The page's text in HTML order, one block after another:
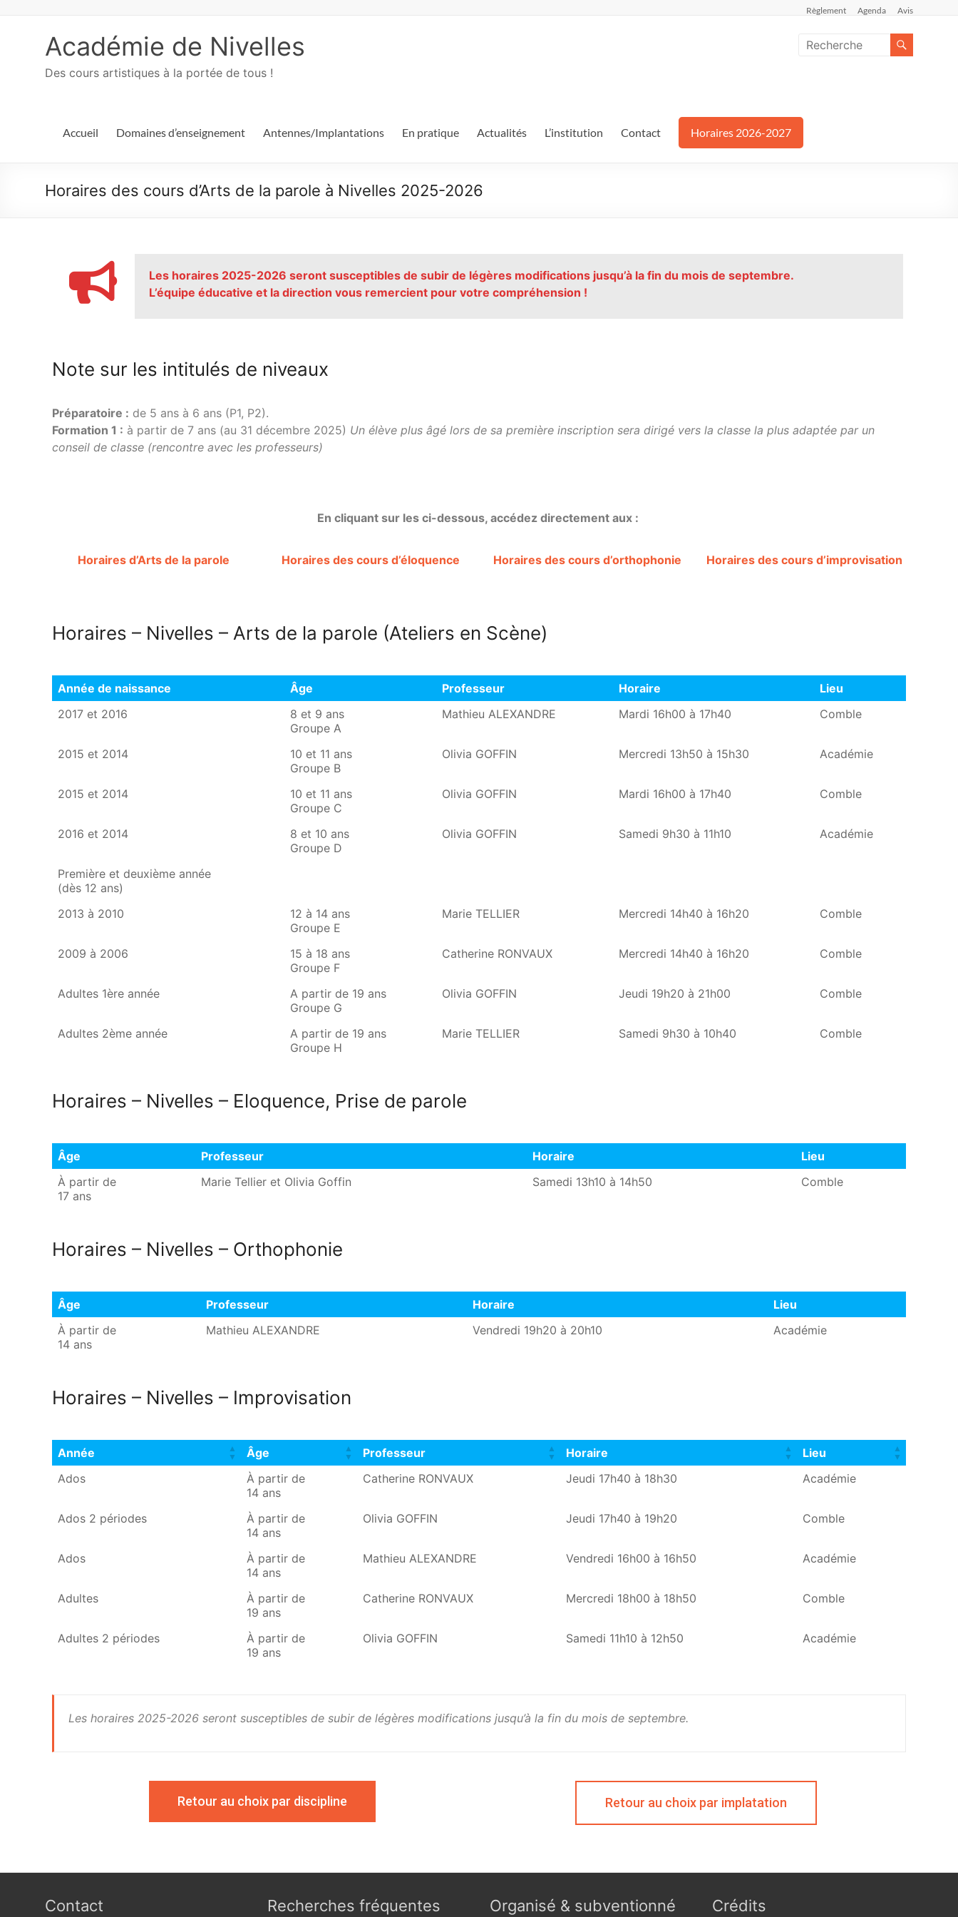
Règlement Agenda Avis
Académie de Nivelles
Des cours artistiques à la portée de tous !
Accueil Domaines d’enseignement Antennes/Implantations En pratique Actualités L’institution Contact Horaires 2026-2027
Horaires des cours d’Arts de la parole à Nivelles 2025-2026
Les horaires 2025-2026 seront susceptibles de subir de légères modifications jusqu’à la fin du mois de septembre.
L’équipe éducative et la direction vous remercient pour votre compréhension !
Note sur les intitulés de niveaux
Préparatoire : de 5 ans à 6 ans (P1, P2).
Formation 1 : à partir de 7 ans (au 31 décembre 2025) Un élève plus âgé lors de sa première inscription sera dirigé vers la classe la plus adaptée par un
conseil de classe (rencontre avec les professeurs)
En cliquant sur les ci-dessous, accédez directement aux :
Horaires d’Arts de la parole Horaires des cours d’éloquence Horaires des cours d’orthophonie Horaires des cours d’improvisation
Horaires – Nivelles – Arts de la parole (Ateliers en Scène)
Année de naissance Âge Professeur Horaire
Lieu
Année de naissance
Âge Professeur Horaire Lieu
2017 et 2016
8 et 9 ans
Groupe A
Mathieu ALEXANDRE Mardi 16h00 à 17h40 Comble
2015 et 2014
10 et 11 ans
Groupe B
Olivia GOFFIN Mercredi 13h50 à 15h30 Académie
2015 et 2014
10 et 11 ans
Groupe C
Olivia GOFFIN Mardi 16h00 à 17h40 Comble
2016 et 2014
8 et 10 ans
Groupe D
Olivia GOFFIN Samedi 9h30 à 11h10 Académie
Première et deuxième année
(dès 12 ans)
2013 à 2010
12 à 14 ans
Groupe E
Marie TELLIER Mercredi 14h40 à 16h20 Comble
2009 à 2006
15 à 18 ans
Groupe F
Catherine RONVAUX Mercredi 14h40 à 16h20 Comble
Adultes 1ère année
A partir de 19 ans
Groupe G
Olivia GOFFIN Jeudi 19h20 à 21h00 Comble
Adultes 2ème année
A partir de 19 ans
Groupe H
Marie TELLIER Samedi 9h30 à 10h40 Comble
Horaires – Nivelles – Eloquence, Prise de parole
Âge Professeur Horaire
Lieu
Âge
Professeur Horaire Lieu
À partir de
17 ans
Marie Tellier et Olivia Goffin Samedi 13h10 à 14h50 Comble
Horaires – Nivelles – Orthophonie
Âge Professeur Horaire
Lieu
Âge
Professeur Horaire Lieu
À partir de
14 ans
Mathieu ALEXANDRE Vendredi 19h20 à 20h10 Académie
Horaires – Nivelles – Improvisation
Année Âge Professeur Horaire
Lieu
Année
Âge Professeur Horaire Lieu
Ados
À partir de
14 ans
Catherine RONVAUX Jeudi 17h40 à 18h30 Académie
Ados 2 périodes
À partir de
14 ans
Olivia GOFFIN Jeudi 17h40 à 19h20 Comble
Ados
À partir de
14 ans
Mathieu ALEXANDRE Vendredi 16h00 à 16h50 Académie
Adultes
À partir de
19 ans
Catherine RONVAUX Mercredi 18h00 à 18h50 Comble
Adultes 2 périodes
À partir de
19 ans
Olivia GOFFIN Samedi 11h10 à 12h50 Académie
Les horaires 2025-2026 seront susceptibles de subir de légères modifications jusqu’à la fin du mois de septembre.
Retour au choix par discipline Retour au choix par implatation
Contact Recherches fréquentes Organisé & subventionné Crédits